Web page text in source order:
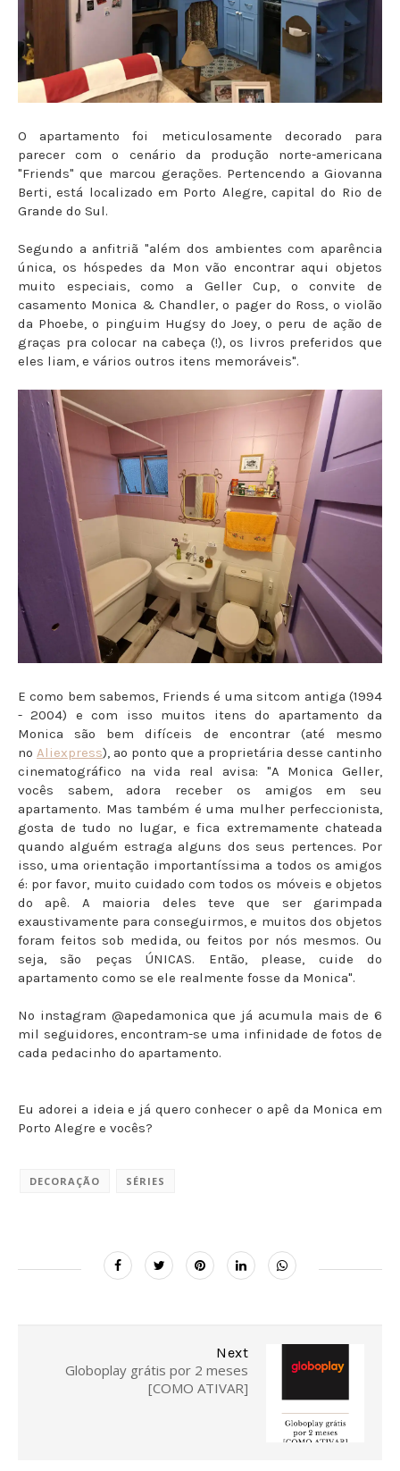
O apartamento foi meticulosamente decorado para
parecer com o cenário da produção norte-americana
"Friends" que marcou gerações. Pertencendo a Giovanna
Berti, está localizado em Porto Alegre, capital do Rio de
Grande do Sul.
Segundo a anfitriã "além dos ambientes com aparência
única, os hóspedes da Mon vão encontrar aqui objetos
muito especiais, como a Geller Cup, o convite de
casamento Monica & Chandler, o pager do Ross, o violão
da Phoebe, o pinguim Hugsy do Joey, o peru de ação de
graças pra colocar na cabeça (!), os livros preferidos que
eles liam, e vários outros itens memoráveis".
E como bem sabemos, Friends é uma sitcom antiga (1994
- 2004) e com isso muitos itens do apartamento da
Monica são bem difíceis de encontrar (até mesmo
no Aliexpress), ao ponto que a proprietária desse cantinho
cinematográfico na vida real avisa: "A Monica Geller,
vocês sabem, adora receber os amigos em seu
apartamento. Mas também é uma mulher perfeccionista,
gosta de tudo no lugar, e fica extremamente chateada
quando alguém estraga alguns dos seus pertences. Por
isso, uma orientação importantíssima a todos os amigos
é: por favor, muito cuidado com todos os móveis e objetos
do apê. A maioria deles teve que ser garimpada
exaustivamente para conseguirmos, e muitos dos objetos
foram feitos sob medida, ou feitos por nós mesmos. Ou
seja, são peças ÚNICAS. Então, please, cuide do
apartamento como se ele realmente fosse da Monica".
No instagram @apedamonica que já acumula mais de 6
mil seguidores, encontram-se uma infinidade de fotos de
cada pedacinho do apartamento.
Eu adorei a ideia e já quero conhecer o apê da Monica em
Porto Alegre e vocês?
DECORAÇÃO SÉRIES
Next
Globoplay grátis por 2 meses
[COMO ATIVAR]